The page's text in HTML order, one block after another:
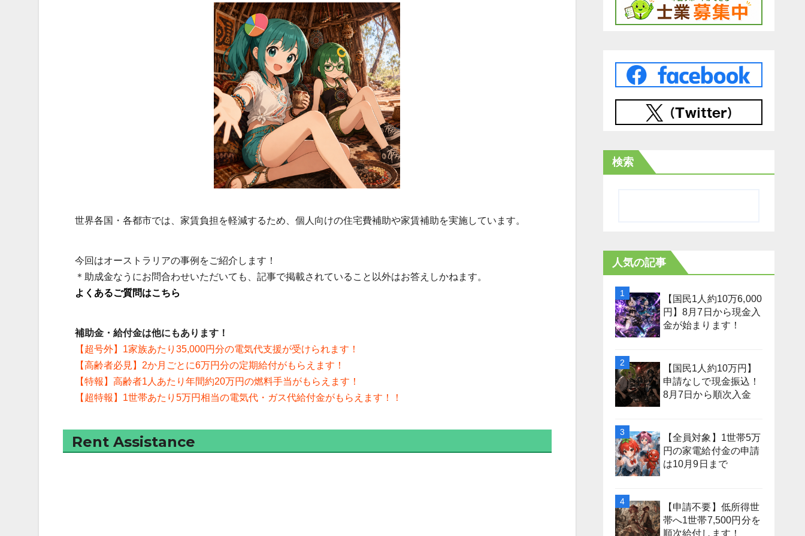
世界各国・各都市では、家賃負担を軽減するため、個人向けの住宅費補助や家賃補助を実施しています。
今回はオーストラリアの事例をご紹介します！
＊助成金なうにお問合わせいただいても、記事で掲載されていること以外はお答えしかねます。
よくあるご質問はこちら
補助金・給付金は他にもあります！
【超号外】1家族あたり35,000円分の電気代支援が受けられます！
【高齢者必見】2か月ごとに6万円分の定期給付がもらえます！
【特報】高齢者1人あたり年間約20万円の燃料手当がもらえます！
【超特報】1世帯あたり5万円相当の電気代・ガス代給付金がもらえます！！
Rent Assistance
検索
人気の記事
【国民1人約10万6,000
円】8月7日から現金入
金が始まります！
【国民1人約10万円】
申請なしで現金振込！
8月7日から順次入金
【全員対象】1世帯5万
円の家電給付金の申請
は10月9日まで
【申請不要】低所得世
帯へ1世帯7,500円分を
順次給付します！